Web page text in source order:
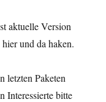
aktuelle Version
und da haken.
letzten Paketen
Interessierte bitte